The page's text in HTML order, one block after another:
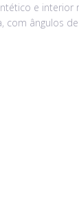
e interior
com ângulos